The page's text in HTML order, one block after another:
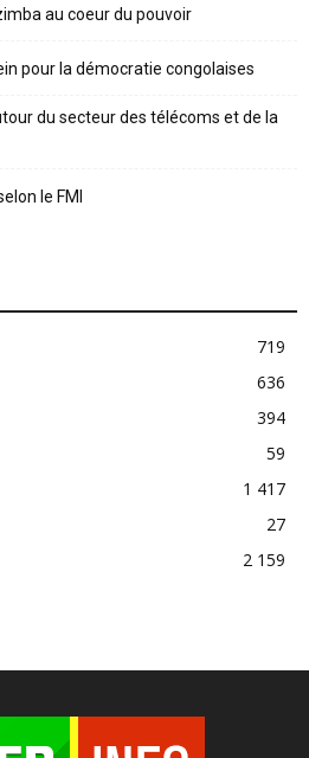
au coeur du pouvoir
pour la démocratie congolaises
du secteur des télécoms et de la
le FMI
719
636
394
59
1 417
27
2 159